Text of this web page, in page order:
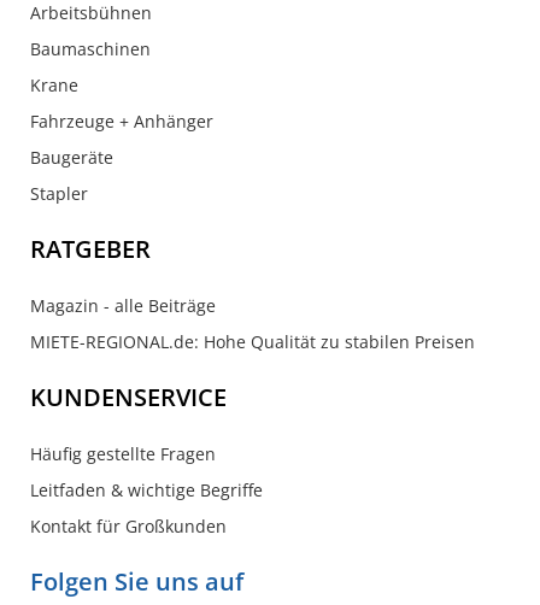
Arbeitsbühnen
Baumaschinen
Krane
Fahrzeuge + Anhänger
Baugeräte
Stapler
RATGEBER
Magazin - alle Beiträge
MIETE-REGIONAL.de: Hohe Qualität zu stabilen Preisen
KUNDENSERVICE
Häufig gestellte Fragen
Leitfaden & wichtige Begriffe
Kontakt für Großkunden
Folgen Sie uns auf